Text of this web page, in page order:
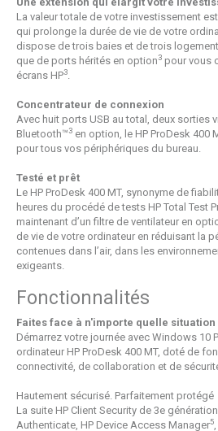
La valeur totale de votre investissement
qui prolonge la durée de vie de votre
dispose de trois baies et de trois
que de ports hérités en option3 pour vous
écrans HP3
Concentrateur de connexion
Avec huit ports USB au total, deux sorties
Bluetooth™3 en option, le HP ProDesk 400
pour tous vos périphériques du bureau.
Testé et prêt
Le HP ProDesk 400 MT, synonyme de
heures du procédé de tests HP Total Test
maintenant d’un filtre de ventilateur en
de vie de votre ordinateur en réduisant la
contenues dans l’air, dans les
exigeants.
Fonctionnalités
Faites face à n'importe quelle situation
Démarrez votre journée avec Windows 10
ordinateur HP ProDesk 400 MT, doté de
connectivité, de collaboration et de
Hautement sécurisé. Parfaitement protégé
La suite HP Client Security de 3e génération
Authenticate, HP Device Access Manager5